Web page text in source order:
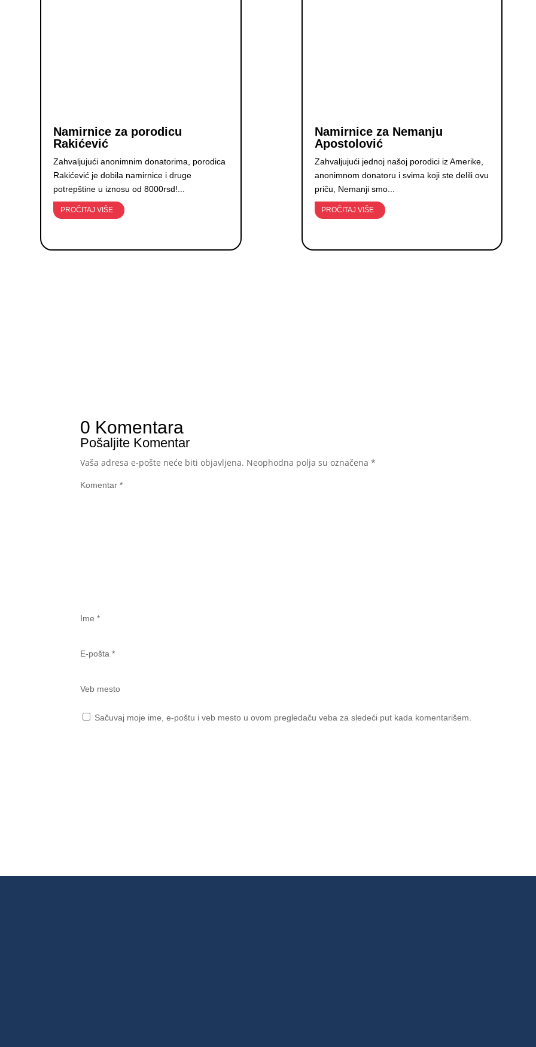
Namirnice za porodicu
Rakićević
Zahvaljujući anonimnim donatorima, porodica
Rakićević je dobila namirnice i druge
potrepštine u iznosu od 8000rsd!...
PROČITAJ VIŠE
Namirnice za Nemanju
Apostolović
Zahvaljujući jednoj našoj porodici iz Amerike,
anonimnom donatoru i svima koji ste delili ovu
priču, Nemanji smo...
PROČITAJ VIŠE
0 Komentara
Pošaljite Komentar
Vaša adresa e-pošte neće biti objavljena. Neophodna polja su označena*
Komentar*
Ime*
E-pošta*
Veb mesto
Sačuvaj moje ime, e-poštu i veb mesto u ovom pregledaču veba za sledeći put kada komentarišem.